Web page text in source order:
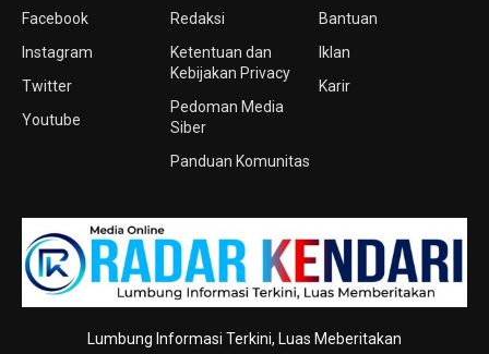
Facebook
Instagram
Twitter
Youtube
Redaksi
Ketentuan dan
Kebijakan Privacy
Pedoman Media
Siber
Panduan Komunitas
Bantuan
Iklan
Karir
Lumbung Informasi Terkini, Luas Meberitakan